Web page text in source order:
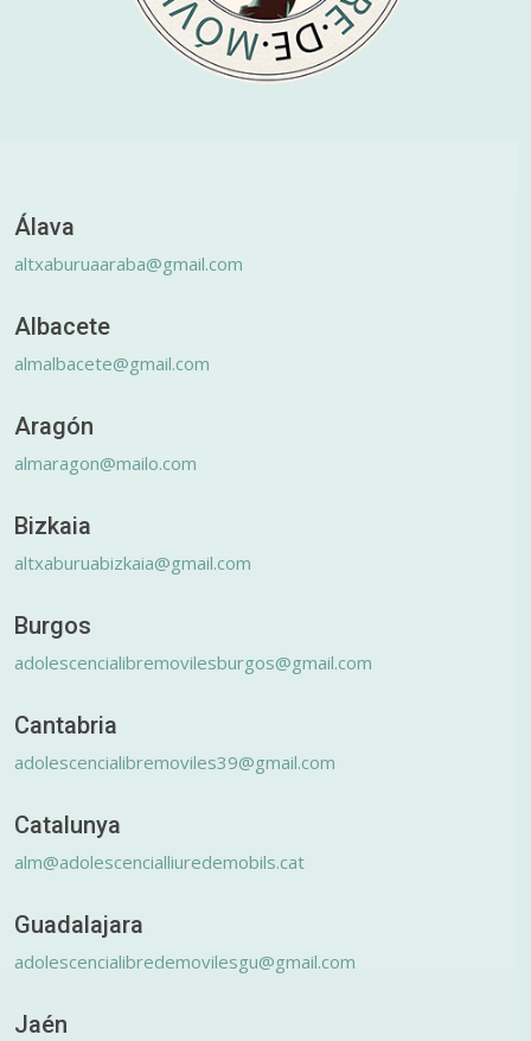
Álava
altxaburuaaraba@gmail.com
Albacete
almalbacete@gmail.com
Aragón
almaragon@mailo.com
Bizkaia
altxaburuabizkaia@gmail.com
Burgos
adolescencialibremovilesburgos@gmail.com
Cantabria
adolescencialibremoviles39@gmail.com
Catalunya
alm@adolescencialliuredemobils.cat
Guadalajara
adolescencialibredemovilesgu@gmail.com
Jaén